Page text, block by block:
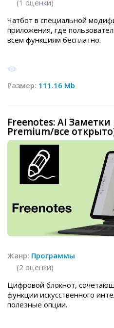
(1 оценки)
Чатбот в специальной
приложения, где
всем функциям бесплатно.
Размер: 111.16 Mb
Freenotes: AI Заметки
Premium/все
Жанр: Программы
(2 оценки)
Цифровой блокнот,
функции искусственного
полезные опции.